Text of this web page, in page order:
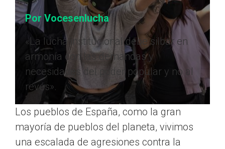
Por Vocesenlucha
«La lucha institucional debe silbar en
armonía con las demandas y
necesidades del poder popular y no al
revés».
Los pueblos de España, como la gran
mayoría de pueblos del planeta, vivimos
una escalada de agresiones contra la